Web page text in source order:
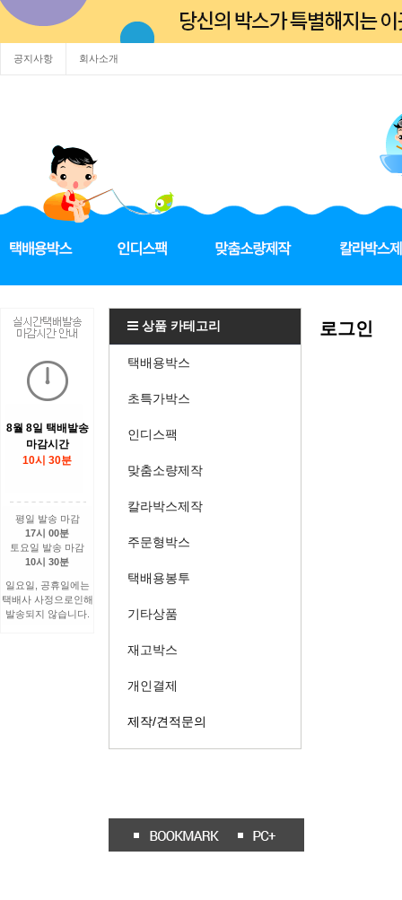
공지사항 회사소개
8월 8일 택배발송
마감시간
10시 30분
평일 발송 마감
17시 00분
토요일 발송 마감
10시 30분
일요일, 공휴일에는
택배사 사정으로인해
발송되지 않습니다.
상품 카테고리
택배용박스
초특가박스
인디스팩
맞춤소량제작
칼라박스제작
주문형박스
택배용봉투
기타상품
재고박스
개인결제
제작/견적문의
로그인